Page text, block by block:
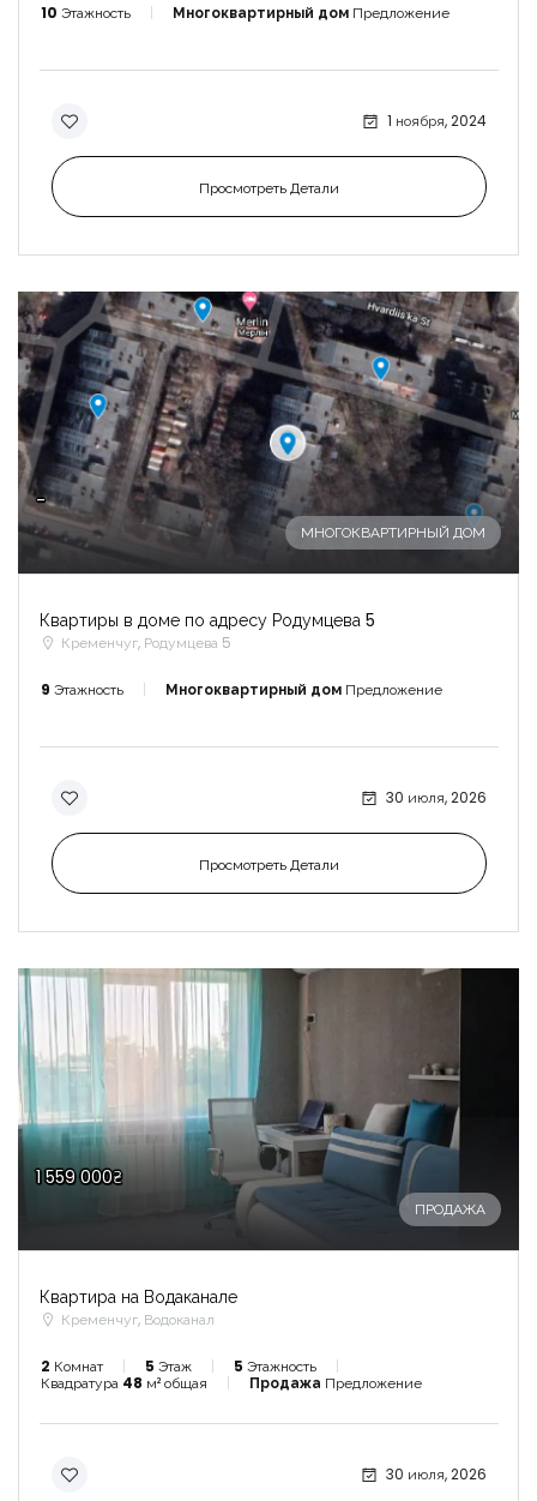
10 Этажность Многоквартирный дом Предложение
1 ноября, 2024
Просмотреть Детали
-
МНОГОКВАРТИРНЫЙ ДОМ
Квартиры в доме по адресу Родумцева 5
Кременчуг, Родумцева 5
9 Этажность Многоквартирный дом Предложение
30 июля, 2026
Просмотреть Детали
1 559 000₴
ПРОДАЖА
Квартира на Водаканале
Кременчуг, Водоканал
2 Комнат 5 Этаж 5 Этажность
Квадратура 48 м² общая Продажа Предложение
30 июля, 2026